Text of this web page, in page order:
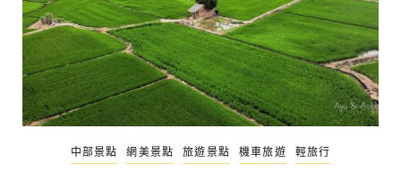
中部景點 網美景點 旅遊景點 機車旅遊 輕旅行